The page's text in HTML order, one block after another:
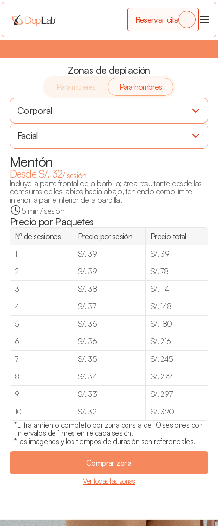
Zonas de depilación
Para mujeres Para hombres
Corporal
Facial
Mentón
Desde S/. 32/ sesión
Incluye la parte frontal de la barbilla; área resultante desde las
comisuras de los labios hacia abajo, teniendo como límite
inferior la parte inferior de la barbilla.
5 min / sesión
Precio por Paquetes
Nº de sesiones Precio por sesión
Precio total
1
S/. 39
S/. 39
2
S/. 39
S/. 78
3
S/. 38
S/. 114
4
S/. 37
S/. 148
5
S/. 36
S/. 180
6
S/. 36
S/. 216
7
S/. 35
S/. 245
8
S/. 34
S/. 272
9
S/. 33
S/. 297
10
S/. 32 S/. 320
*El tratamiento completo por zona consta de 10 sesiones con
intervalos de 1 mes entre cada sesión.
*Las imágenes y los tiempos de duración son referenciales.
Comprar zona
Ver todas las zonas
Reservar cita